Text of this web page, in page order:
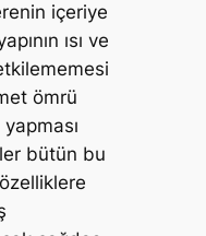
içeriye
ısı ve
ömrü
bütün bu